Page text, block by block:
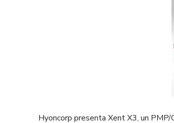
Hyoncorp presenta Xent X3, un